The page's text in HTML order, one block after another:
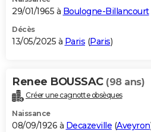
29/01/1965 à Boulogne-Billancourt
Décès
13/05/2025 à Paris (Paris)
Renee BOUSSAC (98 ans)
Créer une cagnotte obsèques
Naissance
08/09/1926 à Decazeville (Aveyron